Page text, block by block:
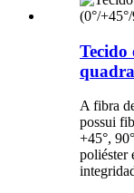
A fibra
possui
+45°,
poliéster